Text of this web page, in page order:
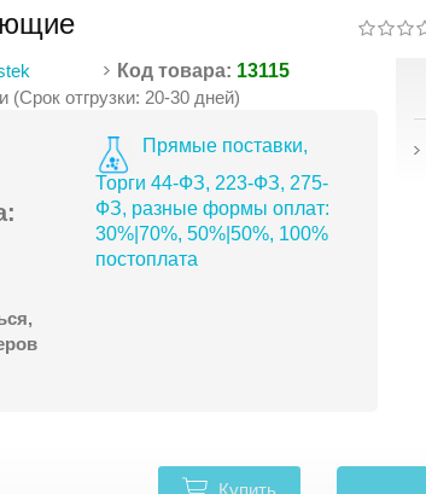
Код товара: 13115
(Срок отгрузки: 20-30 дней)
Прямые поставки,
Торги 44-ФЗ, 223-ФЗ, 275-
ФЗ, разные формы оплат:
30%|70%, 50%|50%, 100%
постоплата
Купить